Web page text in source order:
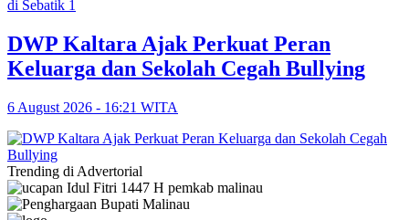
DWP Kaltara Ajak Perkuat Peran
Keluarga dan Sekolah Cegah Bullying
6 August 2026 - 16:21 WITA
Trending di Advertorial